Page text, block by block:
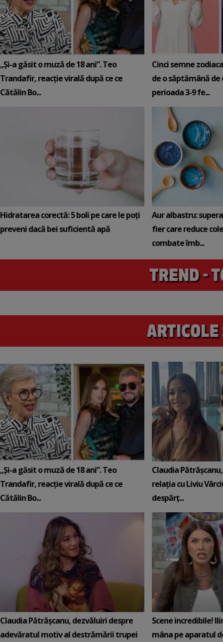
„Și-a găsit o muză de 18 ani”. Teo
Trandafir, reacție virală după ce ce
Cătălin Bo...
Cinci semne
de o săptămână de
perioada 3-9 fe...
Hidratarea corectă: 5 boli pe care le poți
preveni dacă bei suficientă apă
Aur albastru:
fier care reduce
combate îmb...
„Și-a găsit o muză de 18 ani”. Teo
Trandafir, reacție virală după ce ce
Cătălin Bo...
Claudia
relația cu Liviu
despărț...
Claudia Pătrășcanu, dezvăluiri despre
adevăratul motiv al destrămării trupei
Scene incredibile!
mâna pe aparatul